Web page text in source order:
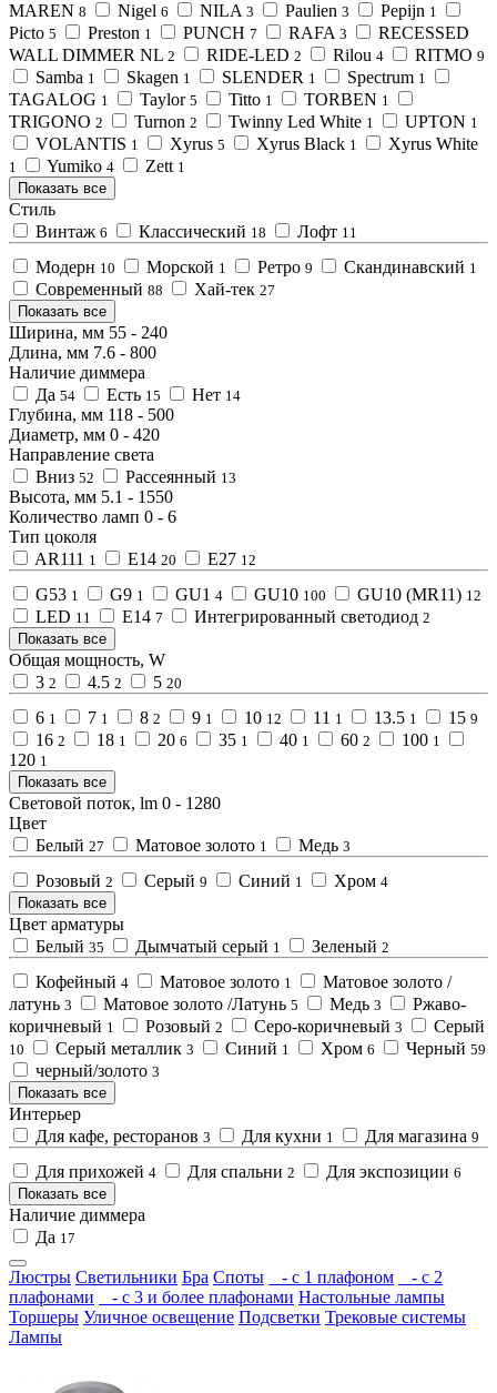
MAREN 8 Nigel 6 NILA 3 Paulien 3 Pepijn 1
Picto 5 Preston 1 PUNCH 7 RAFA 3
RECESSED
WALL DIMMER NL 2 RIDE-LED 2 Rilou 4 RITMO 9
Samba 1 Skagen 1 SLENDER 1 Spectrum 1
TAGALOG 1 Taylor 5 Titto 1 TORBEN 1
TRIGONO 2 Turnon 2 Twinny Led White 1 UPTON 1
VOLANTIS 1 Xyrus 5 Xyrus Black 1 Xyrus White
1 Yumiko 4 Zett 1
Показать все
Стиль
Винтаж 6 Классический 18 Лофт 11
Модерн 10 Морской 1 Ретро 9 Скандинавский 1
Современный 88 Хай-тек 27
Показать все
Ширина, мм 55 - 240
Длина, мм 7.6 - 800
Наличие диммера
Да 54 Есть 15 Нет 14
Глубина, мм 118 - 500
Диаметр, мм 0 - 420
Направление света
Вниз 52 Рассеянный 13
Высота, мм 5.1 - 1550
Количество ламп 0 - 6
Тип цоколя
AR111 1 E14 20 E27 12
G53 1 G9 1 GU1 4 GU10 100 GU10 (MR11) 12
LED 11 Е14 7 Интегрированный светодиод 2
Показать все
Общая мощность, W
3 2 4.5 2 5 20
6 1 7 1 8 2 9 1 10 12 11 1 13.5 1 15 9
16 2 18 1 20 6 35 1 40 1 60 2 100 1
120 1
Показать все
Световой поток, lm 0 - 1280
Цвет
Белый 27 Матовое золото 1 Медь 3
Розовый 2 Серый 9 Синий 1 Хром 4
Показать все
Цвет арматуры
Белый 35 Дымчатый серый 1 Зеленый 2
Кофейный 4 Матовое золото 1
Матовое золото /
латунь 3 Матовое золото /Латунь 5 Медь 3
Ржаво-
коричневый 1 Розовый 2 Серо-коричневый 3 Серый
10 Серый металлик 3 Синий 1 Хром 6 Черный 59
черный/золото 3
Показать все
Интерьер
Для кафе, ресторанов 3 Для кухни 1 Для магазина 9
Для прихожей 4 Для спальни 2 Для экспозиции 6
Показать все
Наличие диммера
Да 17
Люстры Светильники Бра Споты - с 1 плафоном
- с 2
плафонами
- с 3 и более плафонами Настольные лампы
Торшеры Уличное освещение Подсветки Трековые системы
Лампы